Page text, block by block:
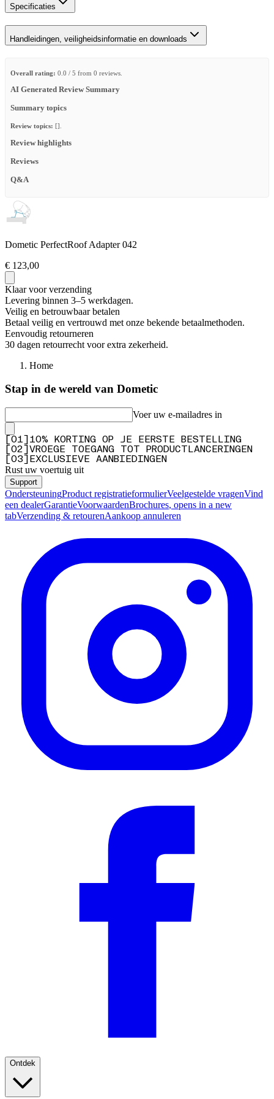
Specificaties
Handleidingen, veiligheidsinformatie en downloads
Overall rating: 0.0 / 5 from 0 reviews.
AI Generated Review Summary
Summary topics
Review topics: [].
Review highlights
Reviews
Q&A
Dometic PerfectRoof Adapter 042
€ 123,00
Klaar voor verzending
Levering binnen 3–5 werkdagen.
Veilig en betrouwbaar betalen
Betaal veilig en vertrouwd met onze bekende betaalmethoden.
Eenvoudig retourneren
30 dagen retourrecht voor extra zekerheid.
Home
Stap in de wereld van Dometic
Voer uw e-mailadres in
01
10% KORTING OP JE EERSTE BESTELLING
02
VROEGE TOEGANG TOT PRODUCTLANCERINGEN
03 EXCLUSIEVE AANBIEDINGEN
Rust uw voertuig uit
Support
OndersteuningProduct registratieformulierVeelgestelde vragenVind
een dealerGarantieVoorwaardenBrochures, opens in a new
tabVerzending & retourenAankoop annuleren
Ontdek